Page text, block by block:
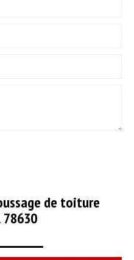
de toiture